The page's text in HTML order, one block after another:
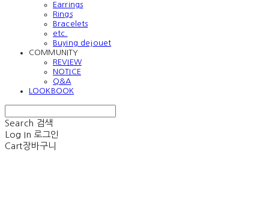
Earrings
Rings
Bracelets
etc.
Buying dejouet
COMMUNITY
REVIEW
NOTICE
Q&A
LOOKBOOK
Search 검색
Log In 로그인
Cart장바구니